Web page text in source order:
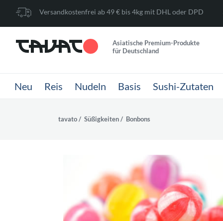
Versandkostenfrei ab 49 € bis 4kg mit DHL oder DPD
Asiatische Premium-Produkte
für Deutschland
Neu Reis Nudeln Basis Sushi-Zutaten
tavato Süßigkeiten Bonbons